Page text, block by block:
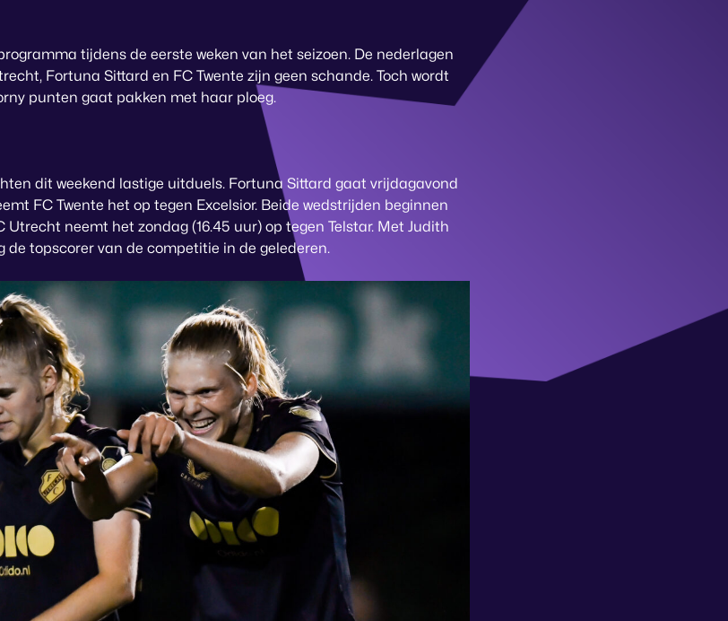
tijdens de eerste weken van het seizoen. De nederlagen
Fortuna Sittard en FC Twente zijn geen schande. Toch wordt
punten gaat pakken met haar ploeg.
dit weekend lastige uitduels. Fortuna Sittard gaat vrijdagavond
FC Twente het op tegen Excelsior. Beide wedstrijden beginnen
Utrecht neemt het zondag (16.45 uur) op tegen Telstar. Met Judith
de topscorer van de competitie in de gelederen.